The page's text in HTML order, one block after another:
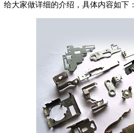
给大家做详细的介绍，具体内容如下：